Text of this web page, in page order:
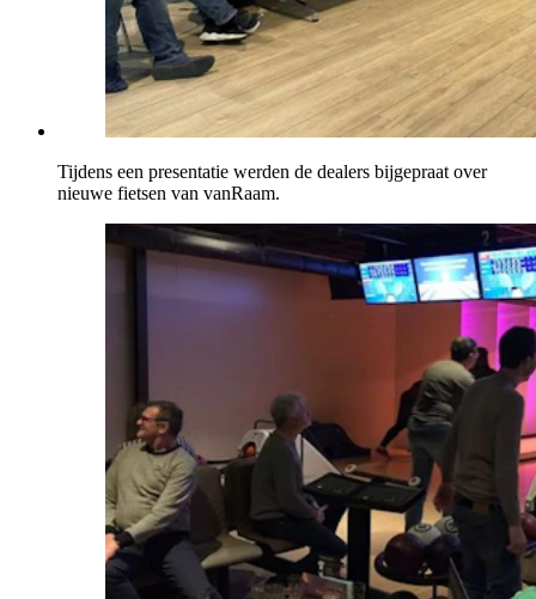
Tijdens een presentatie werden de dealers bijgepraat over
nieuwe fietsen van vanRaam.